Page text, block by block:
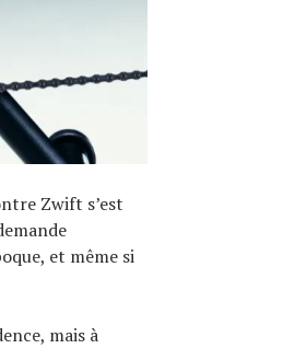
Zwift s’est
et même si
mais à